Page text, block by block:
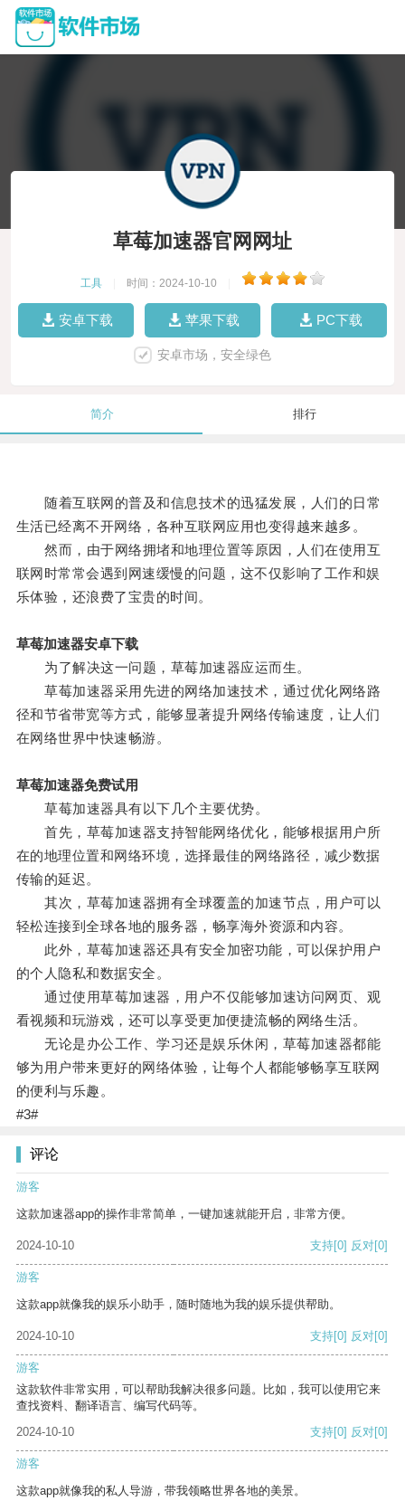
草莓加速器官网网址
工具 时间：2024-10-10
安卓下载 苹果下载 PC下载
安卓市场，安全绿色
简介 排行
随着互联网的普及和信息技术的迅猛发展，人们的日常
生活已经离不开网络，各种互联网应用也变得越来越多。
然而，由于网络拥堵和地理位置等原因，人们在使用互
联网时常常会遇到网速缓慢的问题，这不仅影响了工作和娱
乐体验，还浪费了宝贵的时间。
草莓加速器安卓下载
为了解决这一问题，草莓加速器应运而生。
草莓加速器采用先进的网络加速技术，通过优化网络路
径和节省带宽等方式，能够显著提升网络传输速度，让人们
在网络世界中快速畅游。
草莓加速器免费试用
草莓加速器具有以下几个主要优势。
首先，草莓加速器支持智能网络优化，能够根据用户所
在的地理位置和网络环境，选择最佳的网络路径，减少数据
传输的延迟。
其次，草莓加速器拥有全球覆盖的加速节点，用户可以
轻松连接到全球各地的服务器，畅享海外资源和内容。
此外，草莓加速器还具有安全加密功能，可以保护用户
的个人隐私和数据安全。
通过使用草莓加速器，用户不仅能够加速访问网页、观
看视频和玩游戏，还可以享受更加便捷流畅的网络生活。
无论是办公工作、学习还是娱乐休闲，草莓加速器都能
够为用户带来更好的网络体验，让每个人都能够畅享互联网
的便利与乐趣。
#3#
评论
游客
这款加速器app的操作非常简单，一键加速就能开启，非常方便。
2024-10-10 支持[0] 反对[0]
游客
这款app就像我的娱乐小助手，随时随地为我的娱乐提供帮助。
2024-10-10 支持[0] 反对[0]
游客
这款软件非常实用，可以帮助我解决很多问题。比如，我可以使用它来
查找资料、翻译语言、编写代码等。
2024-10-10
支持[0] 反对[0]
游客
这款app就像我的私人导游，带我领略世界各地的美景。